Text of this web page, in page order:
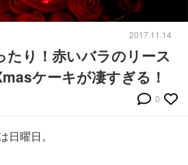
2017.11.14
たり！赤いバラのリース
ケーキが凄すぎる！
0
曜日。